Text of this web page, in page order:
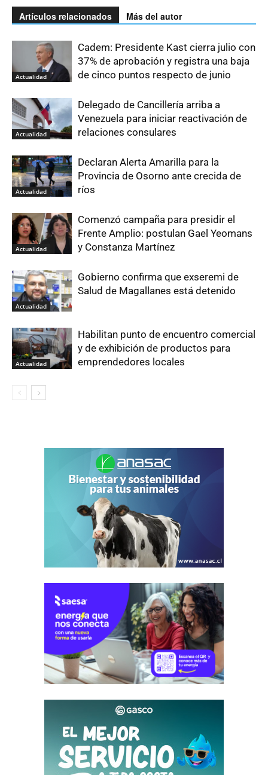
Artículos relacionados Más del autor
Actualidad
Cadem: Presidente Kast cierra julio con
37% de aprobación y registra una baja
de cinco puntos respecto de junio
Actualidad
Delegado de Cancillería arriba a
Venezuela para iniciar reactivación de
relaciones consulares
Actualidad
Declaran Alerta Amarilla para la
Provincia de Osorno ante crecida de
ríos
Actualidad
Comenzó campaña para presidir el
Frente Amplio: postulan Gael Yeomans
y Constanza Martínez
Actualidad
Gobierno confirma que exseremi de
Salud de Magallanes está detenido
Actualidad
Habilitan punto de encuentro comercial
y de exhibición de productos para
emprendedores locales